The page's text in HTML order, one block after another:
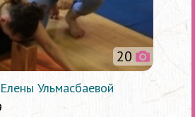
20
Ульмасбаевой